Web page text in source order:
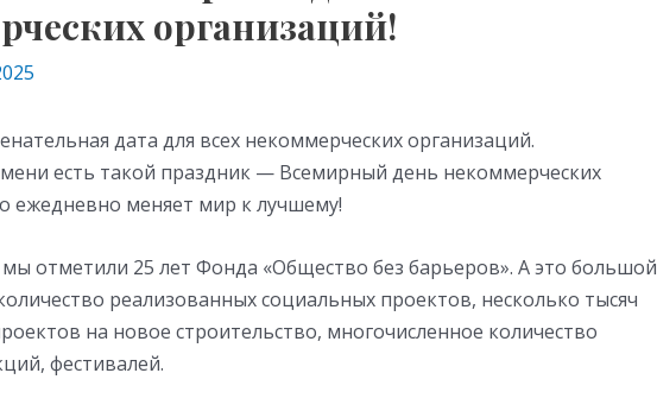
организаций!
дата для всех некоммерческих организаций.
есть такой праздник — Всемирный день некоммерческих
ежедневно меняет мир к лучшему!
отметили 25 лет Фонда «Общество без барьеров». А это большой
реализованных социальных проектов, несколько тысяч
на новое строительство, многочисленное количество
фестивалей.